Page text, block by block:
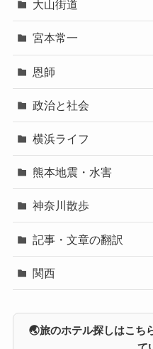
大山街道
宮本常一
恩師
政治と社会
横浜ライフ
熊本地震・水害
神奈川散歩
記事・文章の翻訳
関西
🌏旅のホテル探しはこ